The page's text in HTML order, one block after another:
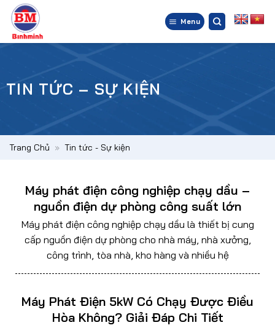
qua
nội
Menu
TIN TỨC – SỰ KIỆN
Trang Chủ » Tin tức - Sự kiện
Máy phát điện công nghiệp chạy dầu –
nguồn điện dự phòng công suất lớn
Máy phát điện công nghiệp chạy dầu là thiết bị cung
cấp nguồn điện dự phòng cho nhà máy, nhà xưởng,
công trình, tòa nhà, kho hàng và nhiều hệ
Máy Phát Điện 5kW Có Chạy Được Điều
Hòa Không? Giải Đáp Chi Tiết